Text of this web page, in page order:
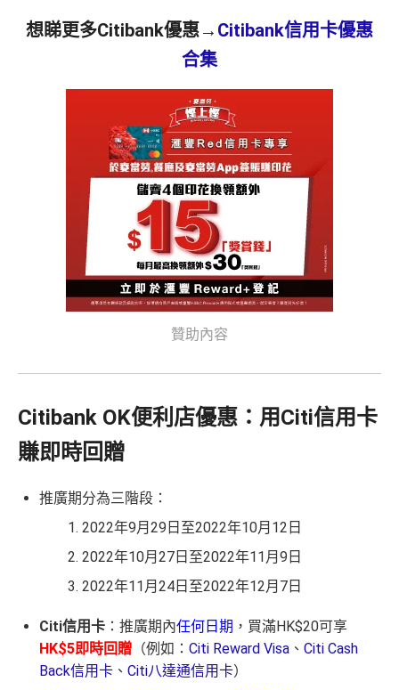
想睇更多Citibank優惠→ Citibank信用卡優惠
合集
贊助內容
Citibank OK便利店優惠：用Citi信用卡
賺即時回贈
推廣期分為三階段：
2022年9月29日至2022年10月12日
2022年10月27日至2022年11月9日
2022年11月24日至2022年12月7日
Citi信用卡 ：推廣期內任何日期 ，買滿HK$20可享
HK$5即時回贈 （例如： Citi Reward Visa 、 Citi Cash
Back信用卡 、 Citi八達通信用卡）